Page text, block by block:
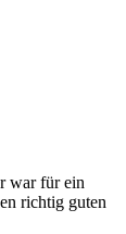
war für ein
richtig guten